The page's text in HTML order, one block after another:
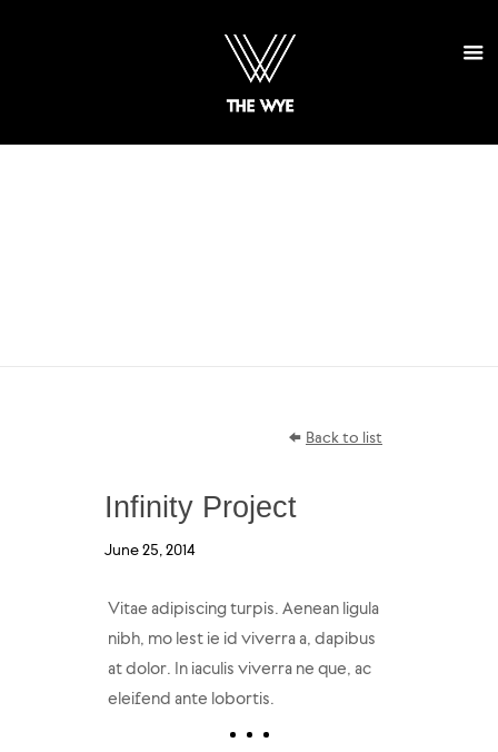
Back to list
Infinity Project
June 25, 2014
Vitae adipiscing turpis. Aenean ligula
nibh, mo lest ie id viverra a, dapibus
at dolor. In iaculis viverra ne que, ac
eleifend ante lobortis.